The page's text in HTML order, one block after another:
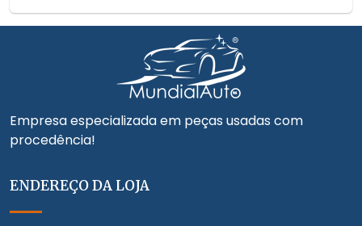
Empresa especializada em peças usadas com
procedência!
ENDEREÇO DA LOJA